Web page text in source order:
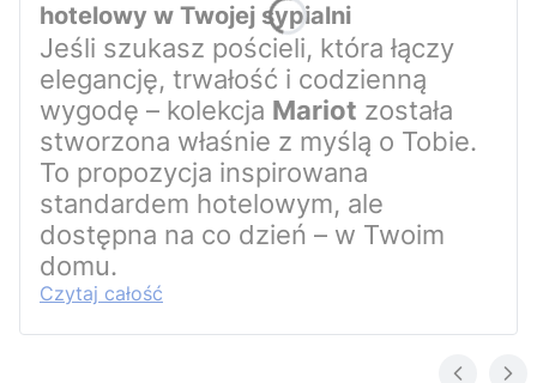
hotelowy w Twojej sypialni
Jeśli szukasz pościeli, która łączy
elegancję, trwałość i codzienną
wygodę – kolekcja Mariot została
stworzona właśnie z myślą o Tobie.
To propozycja inspirowana
standardem hotelowym, ale
dostępna na co dzień – w Twoim
domu.
Czytaj całość